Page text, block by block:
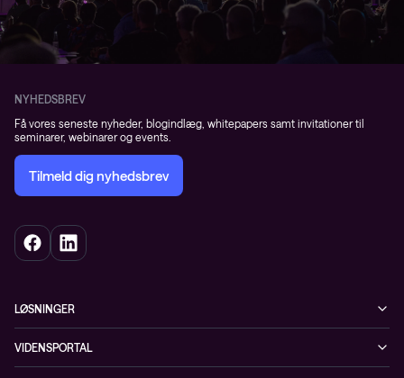
NYHEDSBREV
Få vores seneste nyheder, blogindlæg, whitepapers samt invitationer til
seminarer, webinarer og events.
Tilmeld dig nyhedsbrev
LØSNINGER
Netværk
VIDENSPORTAL